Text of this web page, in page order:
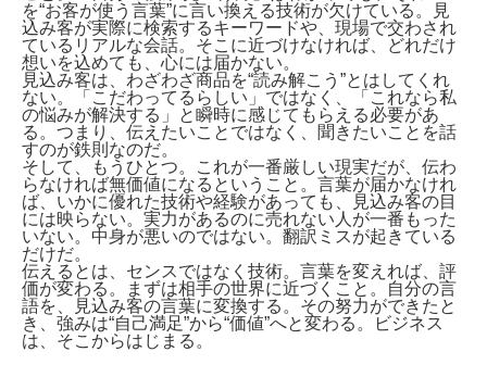
を“お客が使う言葉”に言い換える技術が欠けている。見
込み客が実際に検索するキーワードや、現場で交わされ
ているリアルな会話。そこに近づけなければ、どれだけ
想いを込めても、心には届かない。
見込み客は、わざわざ商品を“読み解こう”とはしてくれ
ない。「こだわってるらしい」ではなく、「これなら私
の悩みが解決する」と瞬時に感じてもらえる必要があ
る。つまり、伝えたいことではなく、聞きたいことを話
すのが鉄則なのだ。
そして、もうひとつ。これが一番厳しい現実だが、伝わ
らなければ無価値になるということ。言葉が届かなけれ
ば、いかに優れた技術や経験があっても、見込み客の目
には映らない。実力があるのに売れない人が一番もった
いない。中身が悪いのではない。翻訳ミスが起きている
だけだ。
伝えるとは、センスではなく技術。言葉を変えれば、評
価が変わる。まずは相手の世界に近づくこと。自分の言
語を、見込み客の言葉に変換する。その努力ができたと
き、強みは“自己満足”から“価値”へと変わる。ビジネス
は、そこからはじまる。